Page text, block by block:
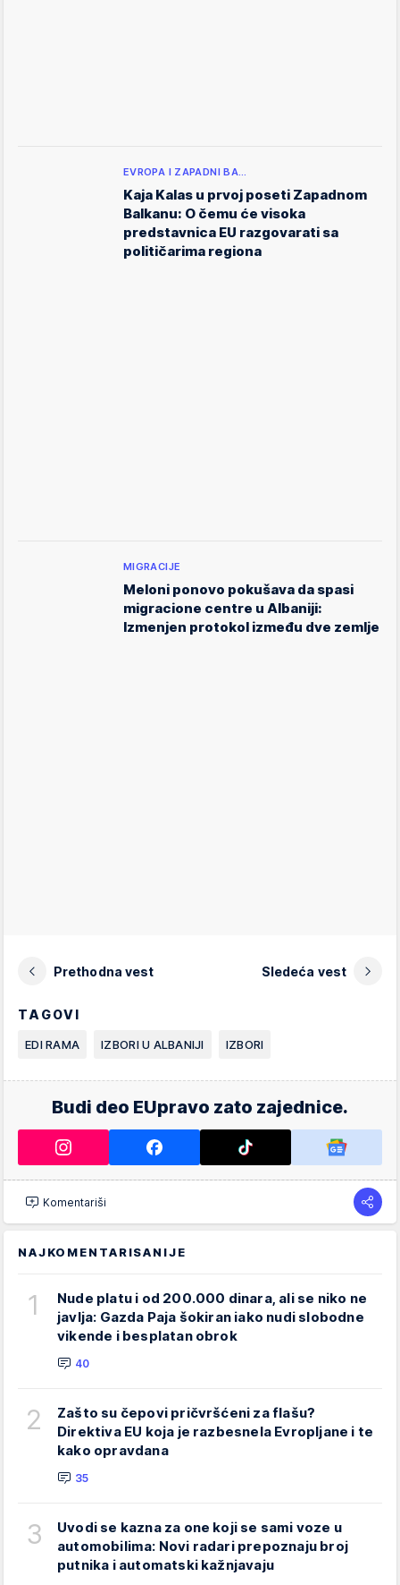
EVROPA I ZAPADNI BA…
Kaja Kalas u prvoj poseti Zapadnom
Balkanu: O čemu će visoka
predstavnica EU razgovarati sa
političarima regiona
MIGRACIJE
Meloni ponovo pokušava da spasi
migracione centre u Albaniji:
Izmenjen protokol između dve zemlje
Prethodna vest Sledeća vest
TAGOVI
EDI RAMA IZBORI U ALBANIJI IZBORI
Budi deo EUpravo zato zajednice.
Komentariši
NAJKOMENTARISANIJE
1
Nude platu i od 200.000 dinara, ali se niko ne
javlja: Gazda Paja šokiran iako nudi slobodne
vikende i besplatan obrok
40
2
Zašto su čepovi pričvršćeni za flašu?
Direktiva EU koja je razbesnela Evropljane i te
kako opravdana
35
3
Uvodi se kazna za one koji se sami voze u
automobilima: Novi radari prepoznaju broj
putnika i automatski kažnjavaju